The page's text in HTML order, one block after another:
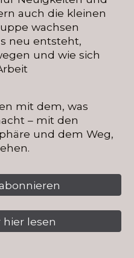
auch die kleinen
wachsen
neu entsteht,
und wie sich
mit dem, was
– mit den
und dem Weg,
lesen